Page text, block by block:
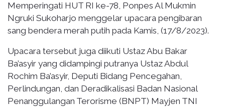
Memperingati HUT RI ke-78, Ponpes Al Mukmin
Ngruki Sukoharjo menggelar upacara pengibaran
sang bendera merah putih pada Kamis, (17/8/2023).
Upacara tersebut juga diikuti Ustaz Abu Bakar
Ba’asyir yang didampingi putranya Ustaz Abdul
Rochim Ba’asyir, Deputi Bidang Pencegahan,
Perlindungan, dan Deradikalisasi Badan Nasional
Penanggulangan Terorisme (BNPT) Mayjen TNI